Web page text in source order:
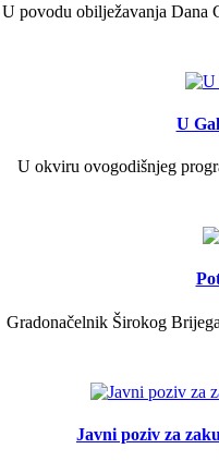
U povodu obilježavanja Dana
U
U okviru ovogodišnjeg
Gradonačelnik Širokog
Javni poziv za